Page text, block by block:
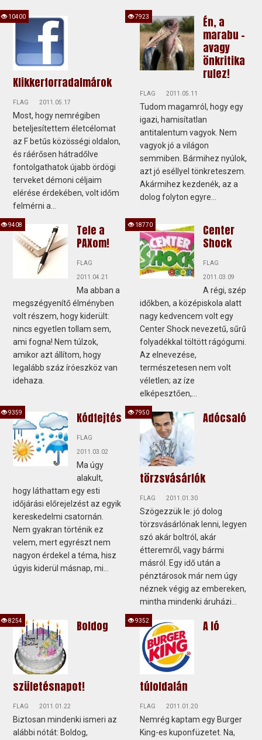
Klikkerforradalmárok
FLAG 2011.05.17
Most, hogy nemrégiben
beteljesítettem életcélomat
az F betűs közösségi oldalon,
és ráérősen hátradőlve
fontolgathatok újabb ördögi
terveket démoni céljaim
elérése érdekében, volt időm
felmérni a...
10400
Én, a
marabu -
avagy
önkritika
rulez!
FLAG 2011.05.11
Tudom magamról, hogy egy
igazi, hamisítatlan
antitalentum vagyok. Nem
vagyok jó a világon
semmiben. Bármihez nyúlok,
azt jó eséllyel tönkreteszem.
Akármihez kezdenék, az a
dolog folyton egyre...
7923
Tele a
PAXom!
FLAG
2011.04.21
Ma abban a
megszégyenítő élményben
volt részem, hogy kiderült:
nincs egyetlen tollam sem,
ami fogna! Nem túlzok,
amikor azt állítom, hogy
legalább száz íróeszköz van
idehaza.
9408
Center
Shock
FLAG
2011.03.09
A régi, szép
időkben, a középiskola alatt
nagy kedvencem volt egy
Center Shock nevezetű, sűrű
folyadékkal töltött rágógumi.
Az elnevezése,
természetesen nem volt
véletlen; az íze
elképesztően,...
18770
Kódfejtés
FLAG
2011.03.02
Ma úgy
alakult,
hogy láthattam egy esti
időjárási előrejelzést az egyik
kereskedelmi csatornán.
Nem gyakran történik ez
velem, mert egyrészt nem
nagyon érdekel a téma, hisz
úgyis kiderül másnap, mi...
9359 Adócsaló
törzsvásárlók
FLAG 2011.01.30
Szögezzük le: jó dolog
törzsvásárlónak lenni, legyen
szó akár boltról, akár
étteremről, vagy bármi
másról. Egy idő után a
pénztárosok már nem úgy
néznek végig az embereken,
mintha mindenki áruházi...
7950
Boldog
születésnapot!
FLAG 2011.01.22
Biztosan mindenki ismeri az
alábbi nótát: Boldog,
8254 A ló
túloldalán
FLAG 2011.01.20
Nemrég kaptam egy Burger
King-es kuponfüzetet. Na,
9352